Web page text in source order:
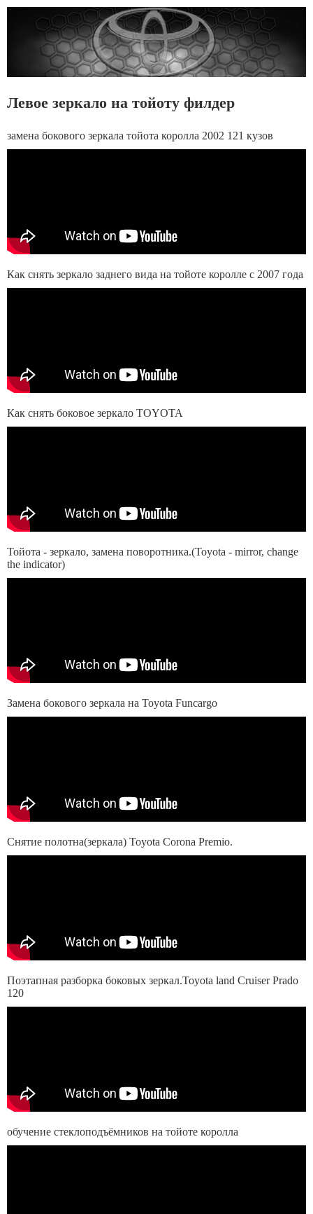
Левое зеркало на тойоту филдер
замена бокового зеркала тойота королла 2002 121 кузов
Как снять зеркало заднего вида на тойоте королле с 2007 года
Как снять боковое зеркало TOYOTA
Тойота - зеркало, замена поворотника.(Toyota - mirror, change
the indicator)
Замена бокового зеркала на Toyota Funcargo
Снятие полотна(зеркала) Toyota Corona Premio.
Поэтапная разборка боковых зеркал.Toyota land Cruiser Prado
120
обучение стеклоподъёмников на тойоте королла